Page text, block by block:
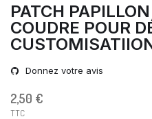
PATCH
COUDRE POUR
Donnez votre avis
2,50 €
TTC